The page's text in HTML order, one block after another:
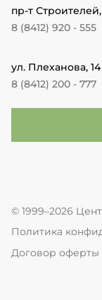
пр-т
8 (8412) 920 - 555
ул. Плеханова, 14
8 (8412) 200 - 777
© 1999–2026
Политика
Договор оферты